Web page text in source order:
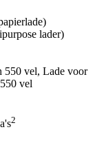
lader)
550 vel, Lade voor
vel
2